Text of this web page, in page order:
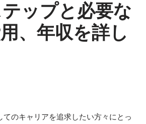
ップと必要な
、年収を詳し
てのキャリアを追求したい方々にとっ